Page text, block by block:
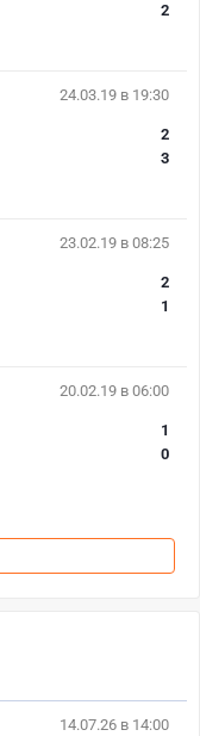
2
24.03.19 в 19:30
2
3
23.02.19 в 08:25
2
1
20.02.19 в 06:00
1
0
14.07.26 в 14:00